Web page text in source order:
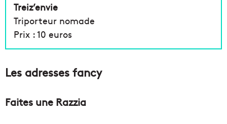
Treiz’envie
Triporteur nomade
Prix : 10 euros
Les adresses fancy
Faites une Razzia